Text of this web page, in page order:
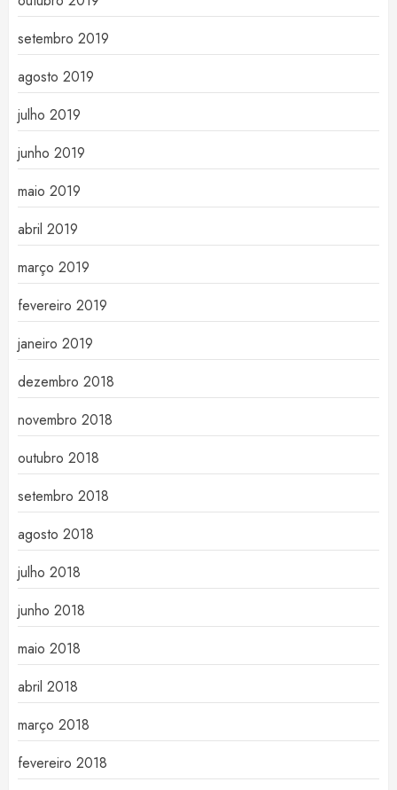
setembro 2019
agosto 2019
julho 2019
junho 2019
maio 2019
abril 2019
março 2019
fevereiro 2019
janeiro 2019
dezembro 2018
novembro 2018
outubro 2018
setembro 2018
agosto 2018
julho 2018
junho 2018
maio 2018
abril 2018
março 2018
fevereiro 2018